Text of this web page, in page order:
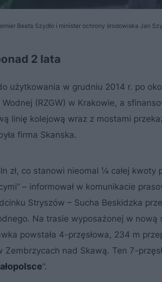
Beata Szydło i minister ochrony środowiska Jan
2 lata
użytkowania w grudniu 2014 r. po
(RZGW) w Krakowie, a
linię kolejową wraz z mostami
firma Skanska.
zł, co stanowi nieomal ¼ całej kwoty
– informował w komunikacie
Stryszów – Sucha Beskidzka
Na trasie wyposażonej w nową
powstała 4-przęsłowa, 234 m
nad Skawą. Ten 7-
”.